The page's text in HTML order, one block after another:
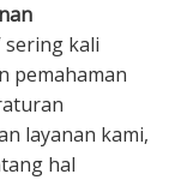
sering kali
pemahaman
layanan kami,
hal